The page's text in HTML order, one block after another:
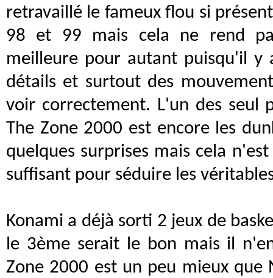
retravaillé le fameux flou si
98 et 99 mais cela ne rend
meilleure pour autant puisqu'il y
détails et surtout des
voir correctement. L'un des seul
The Zone 2000 est encore les
quelques surprises mais cela
suffisant pour séduire les
Konami a déjà sorti 2 jeux de
le 3ème serait le bon mais il
Zone 2000 est un peu mieux que